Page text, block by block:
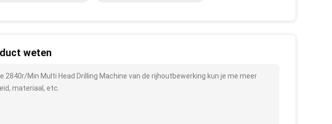
weten
2840r/Min Multi Head Drilling Machine van de rijhoutbewerking kun je me meer
materiaal, etc.